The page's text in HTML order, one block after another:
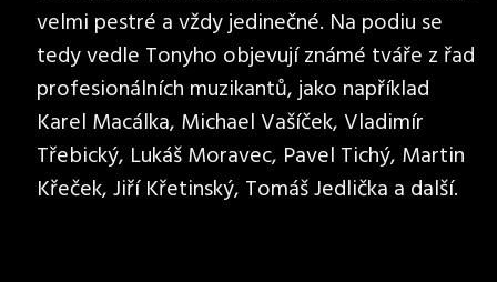
velmi pestré a vždy jedinečné. Na podiu se
tedy vedle Tonyho objevují známé tváře z řad
profesionálních muzikantů, jako například
Karel Macálka, Michael Vašíček, Vladimír
Třebický, Lukáš Moravec, Pavel Tichý, Martin
Křeček, Jiří Křetinský, Tomáš Jedlička a další.